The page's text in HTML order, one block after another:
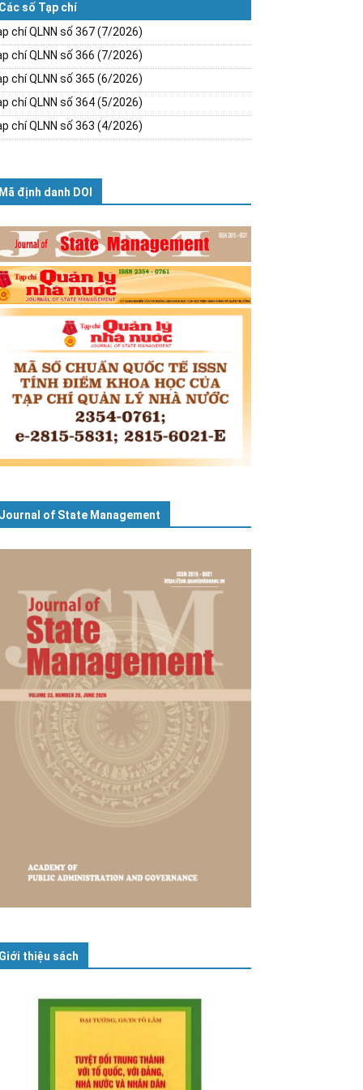
Các số Tạp chí
chí QLNN số 367 (7/2026)
chí QLNN số 366 (7/2026)
chí QLNN số 365 (6/2026)
chí QLNN số 364 (5/2026)
chí QLNN số 363 (4/2026)
Mã định danh DOI
Journal of State Management
Giới thiệu sách